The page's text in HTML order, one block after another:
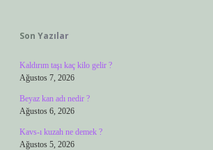
Son Yazılar
Kaldırım taşı kaç kilo gelir ?
Ağustos 7, 2026
Beyaz kan adı nedir ?
Ağustos 6, 2026
Kavs-ı kuzah ne demek ?
Ağustos 5, 2026